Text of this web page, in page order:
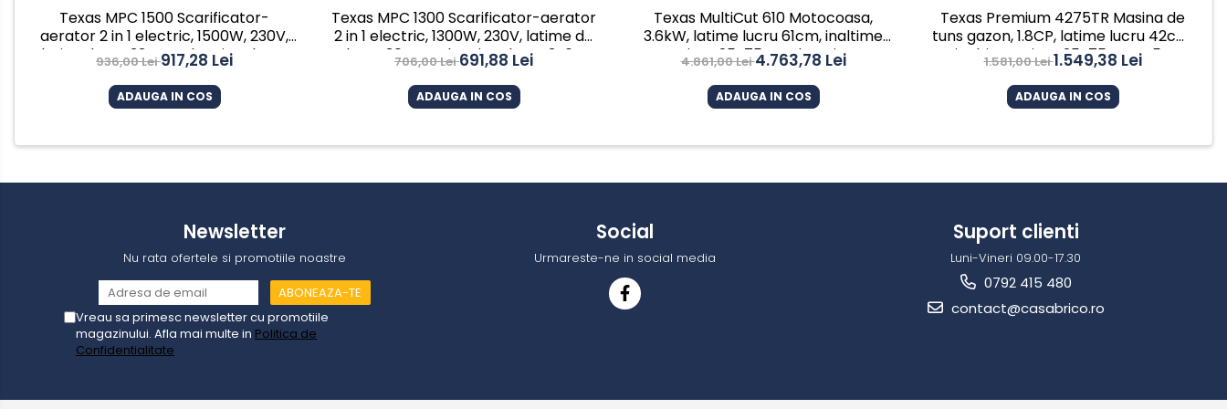
Motoferastraie
Suflante frunze
Atomizoare si pulverizatoare
Tocatoare resturi vegetale
Solarii gradina
Mobilier gradina
Set mobilier gradina
Canapele de gradina
Texas MPC 1500 Scarificator-
aerator 2 in 1 electric, 1500W, 230V,
latime lucru 33cm, adancime lucru
1.2cm, 50L
936,00 Lei917,28 Lei
ADAUGA IN COS
Texas MPC 1300 Scarificator-aerator
2 in 1 electric, 1300W, 230V, latime de
lucru 30cm, adancime lucru 3-6-
9mm, 30L
706,00 Lei691,88 Lei
ADAUGA IN COS
Texas MultiCut 610 Motocoasa,
3.6kW, latime lucru 61cm, inaltime
taiere 25-75mm, benzina
4.861,00 Lei4.763,78 Lei
ADAUGA IN COS
Texas Premium 4275TR Masina de
tuns gazon, 1.8CP, latime lucru 42cm,
inaltime taiere 25-75mm, 45L,
benzina, 3roti
1.581,00 Lei1.549,38 Lei
ADAUGA IN COS
Newsletter
Nu rata ofertele si promotiile noastre
Vreau sa primesc newsletter cu promotiile
magazinului. Afla mai multe in Politica de
Confidentialitate
Social
Urmareste-ne in social media
Suport clienti
Luni-Vineri 09.00-17.30
0792 415 480
contact@casabrico.ro